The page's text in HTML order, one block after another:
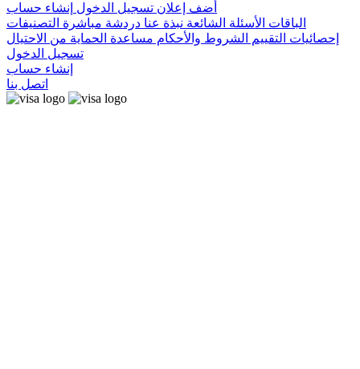
أضف إعلان تسجيل الدخول إنشاء حساب
الباقات الأسئلة الشائعة نبذة عنا دردشة مباشرة التصنيفات
إحصائيات التقييم
الشروط والأحكام مساعدة الحماية من الاحتيال
تسجيل الدخول
إنشاء حساب
اتصل بنا